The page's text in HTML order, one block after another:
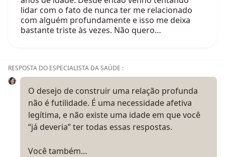
lidar com o fato de nunca ter me relacionado
com alguém profundamente e isso me deixa
bastante triste às vezes. Não quero…
RESPOSTA DO ESPECIALISTA DA SAÚDE :
O desejo de construir uma relação profunda
não é futilidade. É uma necessidade afetiva
legítima, e não existe uma idade em que você
“já deveria” ter todas essas respostas.
Você também…